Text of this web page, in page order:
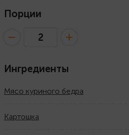
Порции
Ингредиенты
Мясо куриного бедра
Картошка